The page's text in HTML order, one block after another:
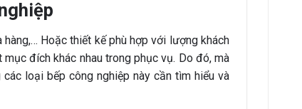
Hoặc thiết kế phù hợp với lượng khách
đích khác nhau trong phục vụ. Do đó, mà
loại bếp công nghiệp này cần tìm hiểu và